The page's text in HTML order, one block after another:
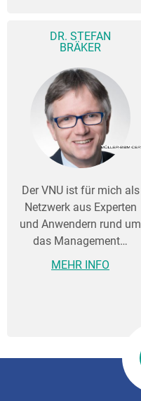
DR. STEFAN
BRÄKER
Der VNU ist für mich als
Netzwerk aus Experten
und Anwendern rund um
das Management…
MEHR INFO